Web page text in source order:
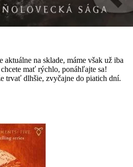
aktuálne na sklade, máme však už iba
mať rýchlo, ponáhľajte sa!
trvať dlhšie, zvyčajne do piatich dní.